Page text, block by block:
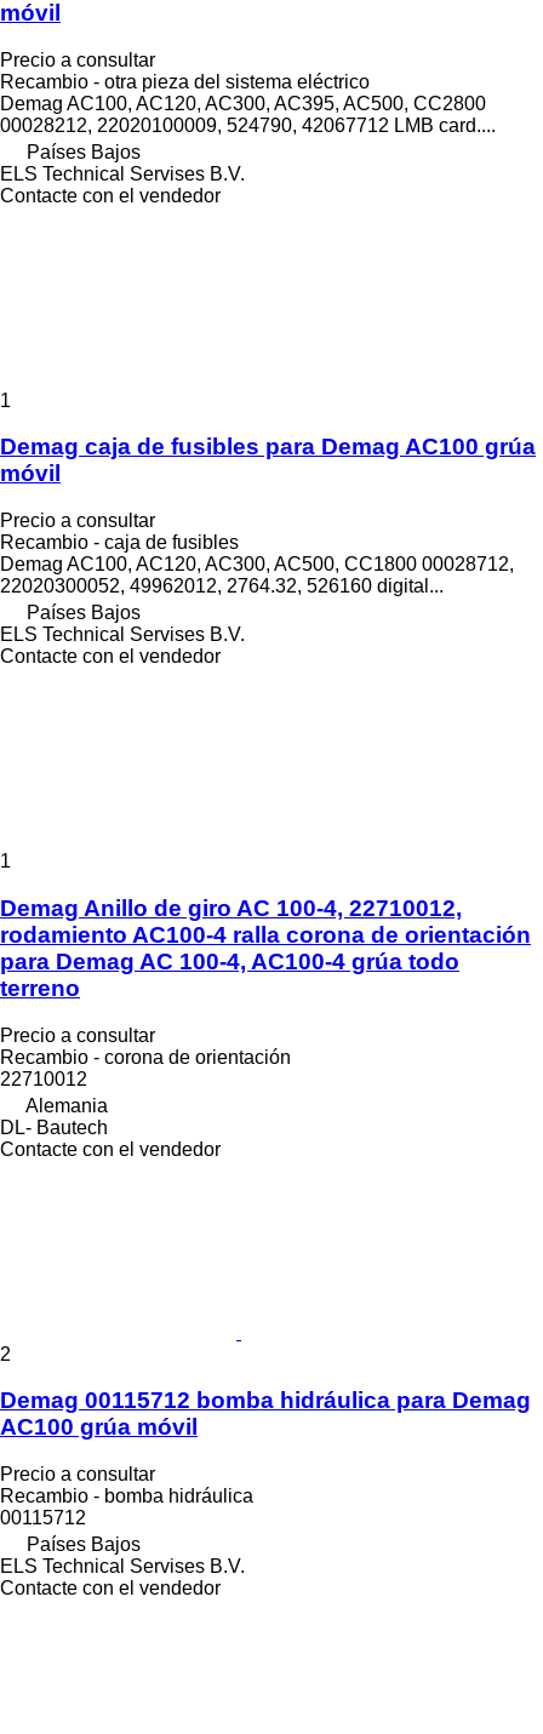
móvil
Precio a consultar
Recambio - otra pieza del sistema eléctrico
Demag AC100, AC120, AC300, AC395, AC500, CC2800
00028212, 22020100009, 524790, 42067712 LMB card....
Países Bajos
ELS Technical Servises B.V.
Contacte con el vendedor
1
Demag caja de fusibles para Demag AC100 grúa
móvil
Precio a consultar
Recambio - caja de fusibles
Demag AC100, AC120, AC300, AC500, CC1800 00028712,
22020300052, 49962012, 2764.32, 526160 digital...
Países Bajos
ELS Technical Servises B.V.
Contacte con el vendedor
1
Demag Anillo de giro AC 100-4, 22710012,
rodamiento AC100-4 ralla corona de orientación
para Demag AC 100-4, AC100-4 grúa todo
terreno
Precio a consultar
Recambio - corona de orientación
22710012
Alemania
DL- Bautech
Contacte con el vendedor
2
Demag 00115712 bomba hidráulica para Demag
AC100 grúa móvil
Precio a consultar
Recambio - bomba hidráulica
00115712
Países Bajos
ELS Technical Servises B.V.
Contacte con el vendedor